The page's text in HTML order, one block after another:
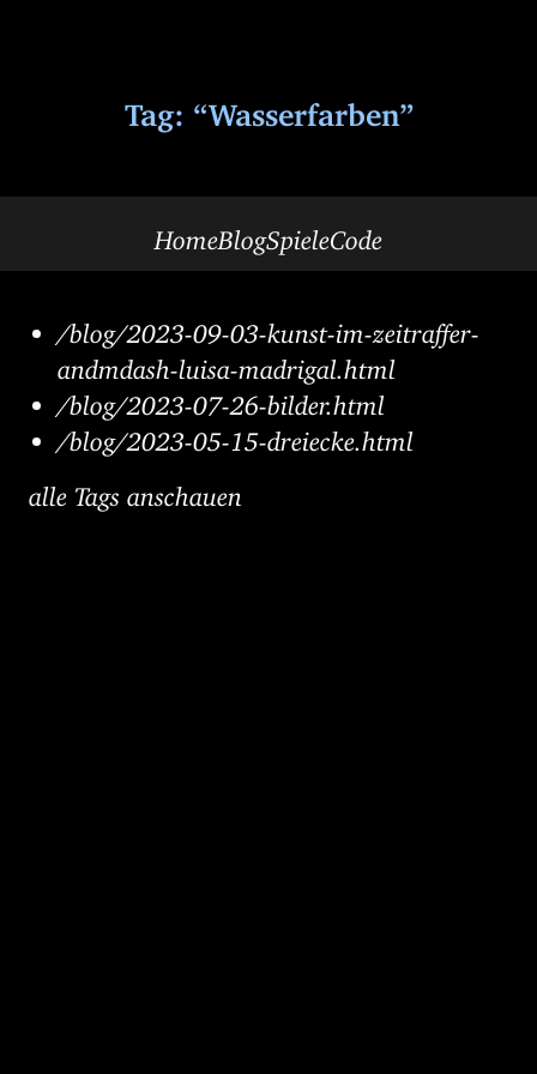
Tag: “Wasserfarben”
HomeBlogSpieleCode
/blog/2023-09-03-kunst-im-zeitraffer-
andmdash-luisa-madrigal.html
/blog/2023-07-26-bilder.html
/blog/2023-05-15-dreiecke.html
alle Tags anschauen